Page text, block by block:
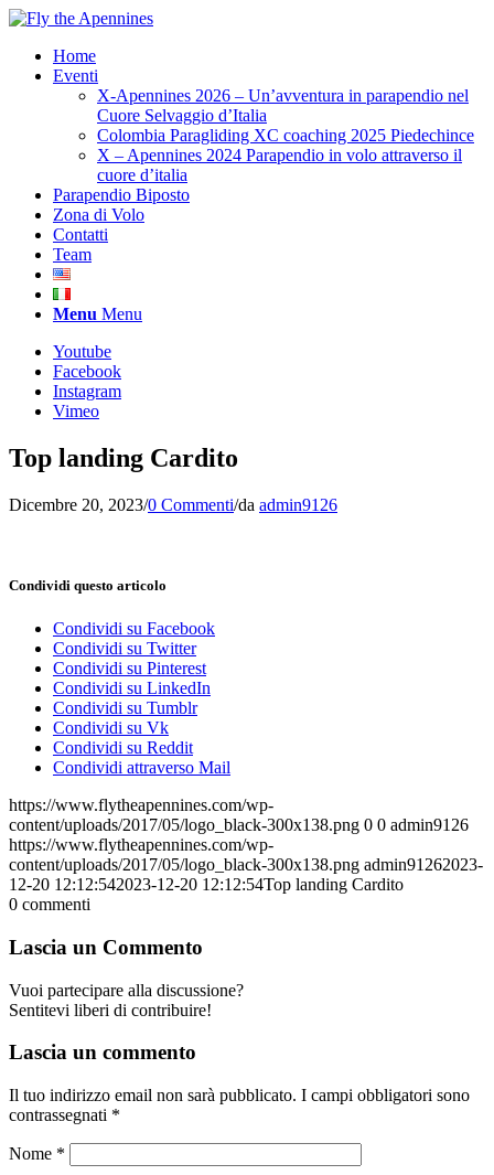
Home
Eventi
X-Apennines 2026 – Un’avventura in parapendio nel
Cuore Selvaggio d’Italia
Colombia Paragliding XC coaching 2025 Piedechince
X – Apennines 2024 Parapendio in volo attraverso il
cuore d’italia
Parapendio Biposto
Zona di Volo
Contatti
Team
Menu Menu
Youtube
Facebook
Instagram
Vimeo
Top landing Cardito
Dicembre 20, 2023/0 Commenti/da admin9126
Condividi questo articolo
Condividi su Facebook
Condividi su Twitter
Condividi su Pinterest
Condividi su LinkedIn
Condividi su Tumblr
Condividi su Vk
Condividi su Reddit
Condividi attraverso Mail
https://www.flytheapennines.com/wp-
content/uploads/2017/05/logo_black-300x138.png 0 0 admin9126
https://www.flytheapennines.com/wp-
content/uploads/2017/05/logo_black-300x138.png admin91262023-
12-20 12:12:542023-12-20 12:12:54Top landing Cardito
0 commenti
Lascia un Commento
Vuoi partecipare alla discussione?
Sentitevi liberi di contribuire!
Lascia un commento
Il tuo indirizzo email non sarà pubblicato. I campi obbligatori sono
contrassegnati *
Nome *